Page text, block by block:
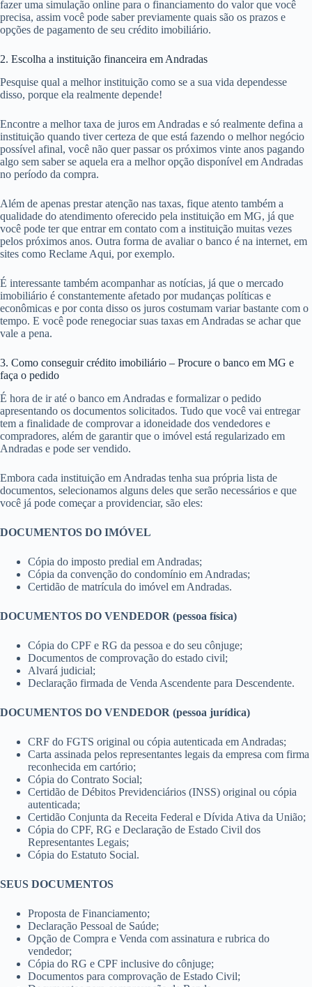
fazer uma simulação online para o financiamento do valor que você
precisa, assim você pode saber previamente quais são os prazos e
opções de pagamento de seu crédito imobiliário.
2. Escolha a instituição financeira em Andradas
Pesquise qual a melhor instituição como se a sua vida dependesse
disso, porque ela realmente depende!
Encontre a melhor taxa de juros em Andradas e só realmente defina a
instituição quando tiver certeza de que está fazendo o melhor negócio
possível afinal, você não quer passar os próximos vinte anos pagando
algo sem saber se aquela era a melhor opção disponível em Andradas
no período da compra.
Além de apenas prestar atenção nas taxas, fique atento também a
qualidade do atendimento oferecido pela instituição em MG, já que
você pode ter que entrar em contato com a instituição muitas vezes
pelos próximos anos. Outra forma de avaliar o banco é na internet, em
sites como Reclame Aqui, por exemplo.
É interessante também acompanhar as notícias, já que o mercado
imobiliário é constantemente afetado por mudanças políticas e
econômicas e por conta disso os juros costumam variar bastante com o
tempo. E você pode renegociar suas taxas em Andradas se achar que
vale a pena.
3. Como conseguir crédito imobiliário – Procure o banco em MG e
faça o pedido
É hora de ir até o banco em Andradas e formalizar o pedido
apresentando os documentos solicitados. Tudo que você vai entregar
tem a finalidade de comprovar a idoneidade dos vendedores e
compradores, além de garantir que o imóvel está regularizado em
Andradas e pode ser vendido.
Embora cada instituição em Andradas tenha sua própria lista de
documentos, selecionamos alguns deles que serão necessários e que
você já pode começar a providenciar, são eles:
DOCUMENTOS DO IMÓVEL
Cópia do imposto predial em Andradas;
Cópia da convenção do condomínio em Andradas;
Certidão de matrícula do imóvel em Andradas.
DOCUMENTOS DO VENDEDOR (pessoa física)
Cópia do CPF e RG da pessoa e do seu cônjuge;
Documentos de comprovação do estado civil;
Alvará judicial;
Declaração firmada de Venda Ascendente para Descendente.
DOCUMENTOS DO VENDEDOR (pessoa jurídica)
CRF do FGTS original ou cópia autenticada em Andradas;
Carta assinada pelos representantes legais da empresa com firma
reconhecida em cartório;
Cópia do Contrato Social;
Certidão de Débitos Previdenciários (INSS) original ou cópia
autenticada;
Certidão Conjunta da Receita Federal e Dívida Ativa da União;
Cópia do CPF, RG e Declaração de Estado Civil dos
Representantes Legais;
Cópia do Estatuto Social.
SEUS DOCUMENTOS
Proposta de Financiamento;
Declaração Pessoal de Saúde;
Opção de Compra e Venda com assinatura e rubrica do
vendedor;
Cópia do RG e CPF inclusive do cônjuge;
Documentos para comprovação de Estado Civil;